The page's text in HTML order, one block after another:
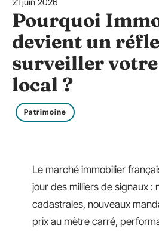
Pourquoi
devient un
surveiller
local ?
Patrimoine
Le marché immobilier
jour des milliers de signaux :
cadastrales, nouveaux
prix au mètre carré,